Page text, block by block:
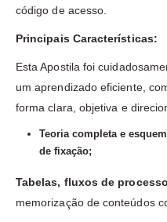
código de acesso.
Principais Características:
Esta Apostila foi
um aprendizado eficiente,
forma clara, objetiva e
Teoria completa e
de fixação;
Tabelas, fluxos de
memorização de conteúdos